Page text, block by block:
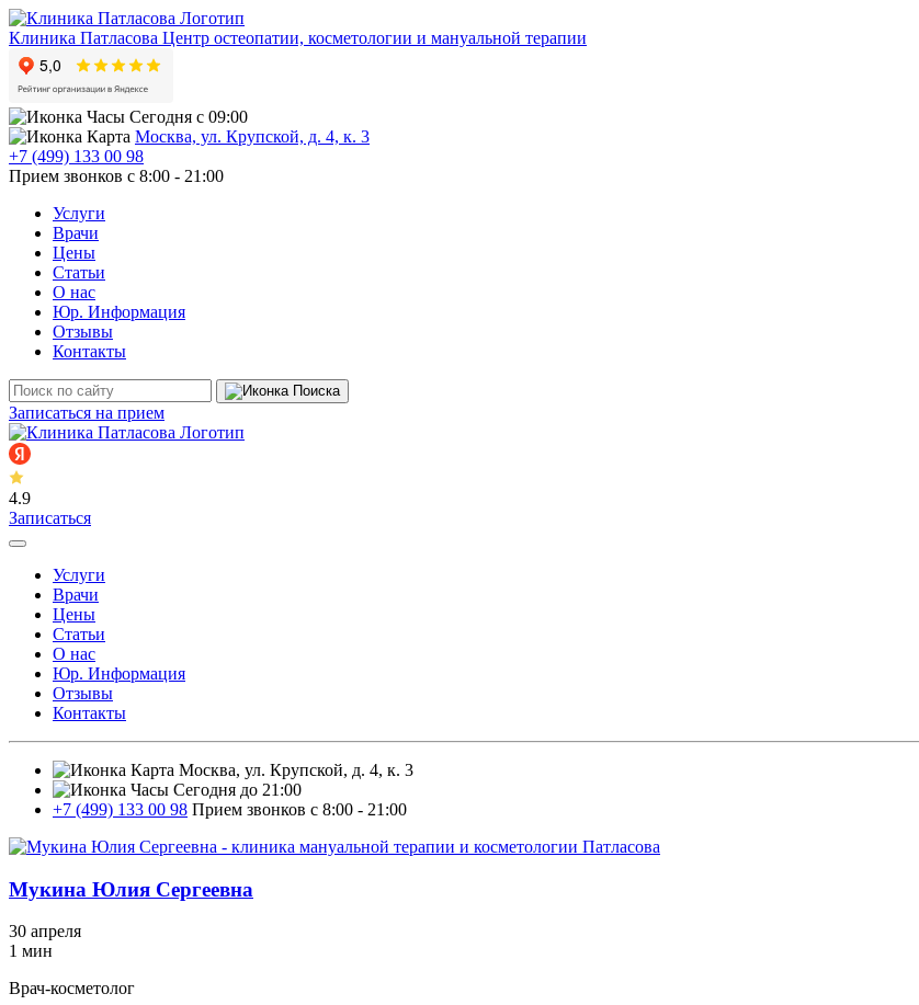
Клиника Патласова Центр остеопатии, косметологии и мануальной терапии
Сегодня с 09:00
Москва, ул. Крупской, д. 4, к. 3
+7 (499) 133 00 98
Прием звонков с 8:00 - 21:00
Услуги
Врачи
Цены
Статьи
О нас
Юр. Информация
Отзывы
Контакты
Записаться на прием
4.9
Записаться
Услуги
Врачи
Цены
Статьи
О нас
Юр. Информация
Отзывы
Контакты
Москва, ул. Крупской, д. 4, к. 3
Сегодня до 21:00
+7 (499) 133 00 98 Прием звонков с 8:00 - 21:00
Мукина Юлия Сергеевна
30 апреля
1 мин
Врач-косметолог